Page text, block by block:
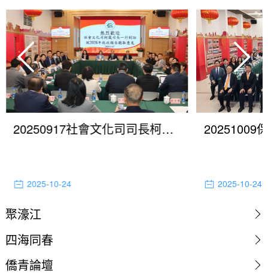
20250917社會文化司司長柯嵐就制定2026年施政工作重點聽取歸僑總會意見
2025-10-24 2025-10-24
聚濠江
四海同春
僑青論壇